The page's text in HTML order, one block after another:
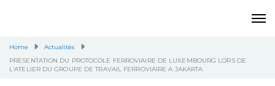
Home
Actualités
PRESENTATION DU PROTOCOLE FERROVIAIRE DE LUXEMBOURG LORS DE
L’ATELIER DU GROUPE DE TRAVAIL FERROVIAIRE A JAKARTA